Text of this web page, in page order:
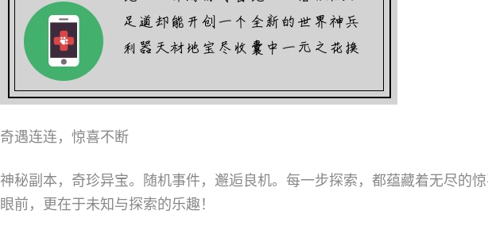
奇遇连连，惊喜不断
神秘副本，奇珍异宝。随机事件，邂逅良机。每一步探索，都蕴藏着无尽的
眼前，更在于未知与探索的乐趣！